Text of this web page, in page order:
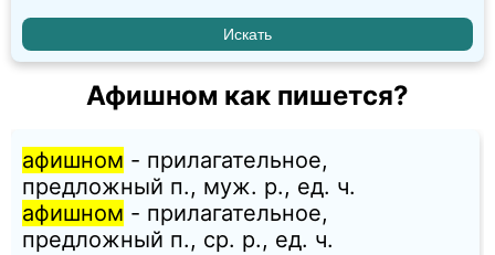
Афишном как пишется?
афишном - прилагательное,
предложный п., муж. p., ед. ч.
афишном - прилагательное,
предложный п., ср. p., ед. ч.